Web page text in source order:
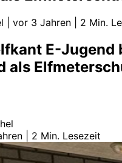
vor 3 Jahren 2 Min.
E-Jugend
als
2 Min. Lesezeit